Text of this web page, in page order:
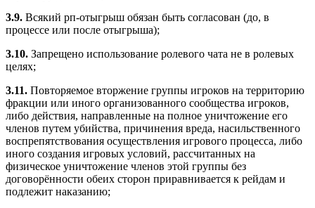
3.9. Всякий рп-отыгрыш обязан быть согласован (до, в
процессе или после отыгрыша);
3.10. Запрещено использование ролевого чата не в ролевых
целях;
3.11. Повторяемое вторжение группы игроков на территорию
фракции или иного организованного сообщества игроков,
либо действия, направленные на полное уничтожение его
членов путем убийства, причинения вреда, насильственного
воспрепятствования осуществления игрового процесса, либо
иного создания игровых условий, рассчитанных на
физическое уничтожение членов этой группы без
договорённости обеих сторон приравнивается к рейдам и
подлежит наказанию;